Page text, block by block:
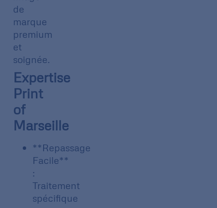
de
marque
premium
et
soignée.
Expertise
Print
of
Marseille
**Repassage
Facile**
:
Traitement
spécifique